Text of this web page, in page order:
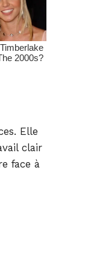
Elle
clair
face à